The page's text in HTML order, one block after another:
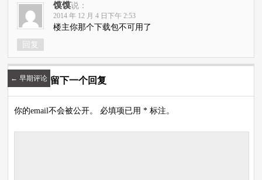
馍馍说：
2014 年 12 月 4 日下午 2:53
楼主你那个下载包不可用了
回复
← 早期评论 留下一个回复
你的email不会被公开。 必填项已用 * 标注。